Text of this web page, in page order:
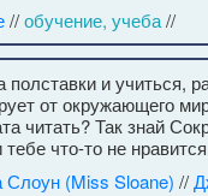
//обучение, учеба//
и учиться,
от окружающего
Так знай
что-то не
(Miss Sloane) //